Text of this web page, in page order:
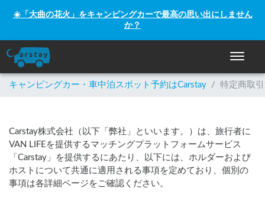
☀️「大曲の花火」をキャンピングカーで最高の思い出にしません
か？
ナビゲ
キャンピングカー・車中泊スポット予約はCarstay / 特定商取
Carstay株式会社（以下「弊社」といいます。）は、旅行者に
VAN LIFEを提供するマッチングプラットフォームサービス
「Carstay」を提供するにあたり、以下には、ホルダーおよび
ホストについて共通に適用される事項を定めており、個別の
事項は各詳細ページをご確認ください。